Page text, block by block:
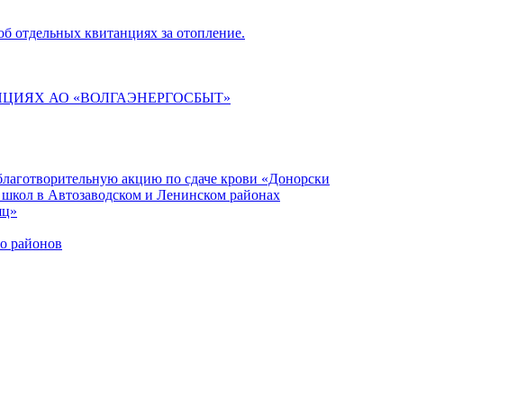
отдельных квитанциях за отопление.
АО «ВОЛГАЭНЕРГОСБЫТ»
акцию по сдаче крови «Донорски
в Автозаводском и Ленинском районах
районов